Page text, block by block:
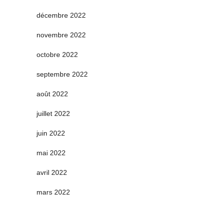
décembre 2022
novembre 2022
octobre 2022
septembre 2022
août 2022
juillet 2022
juin 2022
mai 2022
avril 2022
mars 2022